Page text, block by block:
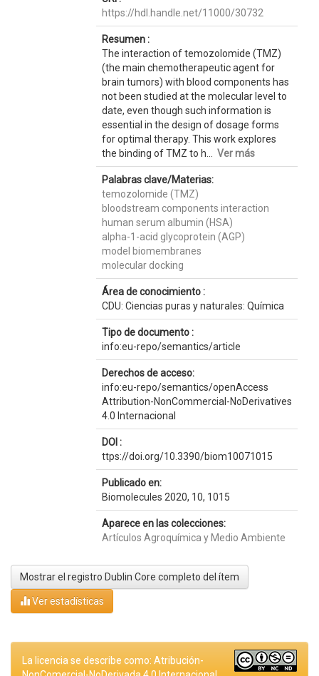
https://hdl.handle.net/11000/30732
Resumen :
The interaction of temozolomide (TMZ)
(the main chemotherapeutic agent for
brain tumors) with blood components has
not been studied at the molecular level to
date, even though such information is
essential in the design of dosage forms
for optimal therapy. This work explores
the binding of TMZ to h... Ver más
Palabras clave/Materias:
temozolomide (TMZ)
bloodstream components interaction
human serum albumin (HSA)
alpha-1-acid glycoprotein (AGP)
model biomembranes
molecular docking
Área de conocimiento :
CDU: Ciencias puras y naturales: Química
Tipo de documento :
info:eu-repo/semantics/article
Derechos de acceso:
info:eu-repo/semantics/openAccess
Attribution-NonCommercial-NoDerivatives
4.0 Internacional
DOI :
ttps://doi.org/10.3390/biom10071015
Publicado en:
Biomolecules 2020, 10, 1015
Aparece en las colecciones:
Artículos Agroquímica y Medio Ambiente
Mostrar el registro Dublin Core completo del ítem
Ver estadísticas
La licencia se describe como: Atribución-